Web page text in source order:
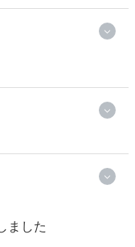
ました